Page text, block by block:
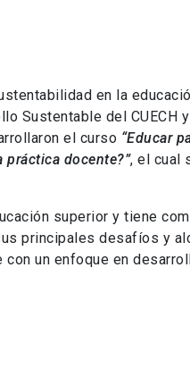
en la
Sustentable del CUECH
el curso “Educar
docente?”, el cual
superior y tiene
principales desafíos y
un enfoque en